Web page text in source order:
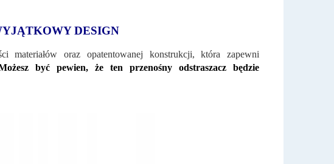
DESIGN
oraz opatentowanej konstrukcji, która zapewni
być pewien, że ten przenośny odstraszacz będzie